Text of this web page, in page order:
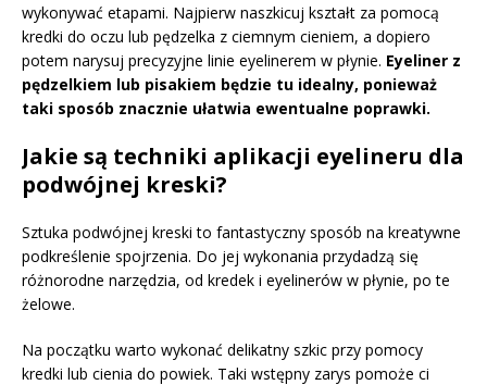
wykonywać etapami. Najpierw naszkicuj kształt za pomocą
kredki do oczu lub pędzelka z ciemnym cieniem, a dopiero
potem narysuj precyzyjne linie eyelinerem w płynie. Eyeliner z
pędzelkiem lub pisakiem będzie tu idealny, ponieważ
taki sposób znacznie ułatwia ewentualne poprawki.
Jakie są techniki aplikacji eyelineru dla
podwójnej kreski?
Sztuka podwójnej kreski to fantastyczny sposób na kreatywne
podkreślenie spojrzenia. Do jej wykonania przydadzą się
różnorodne narzędzia, od kredek i eyelinerów w płynie, po te
żelowe.
Na początku warto wykonać delikatny szkic przy pomocy
kredki lub cienia do powiek. Taki wstępny zarys pomoże ci